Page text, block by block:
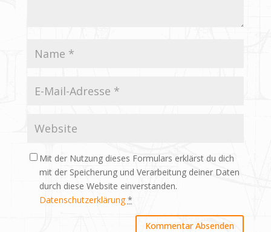
Mit der Nutzung dieses Formulars erklärst du dich
mit der Speicherung und Verarbeitung deiner Daten
durch diese Website einverstanden.
Datenschutzerklärung *